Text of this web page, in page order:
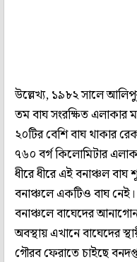
উল্লেখ্য, ১৯৮২ সালে
তম বাঘ সংরক্ষিত এলাকার
২০টির বেশি বাঘ থাকার
৭৬০ বর্গ কিলোমিটার
ধীরে ধীরে এই বনাঞ্চল বাঘ
বনাঞ্চলে একটিও বাঘ
বনাঞ্চলে বাঘেদের
অবস্থায় এখানে বাঘেদের
গৌরব ফেরাতে চাইছে